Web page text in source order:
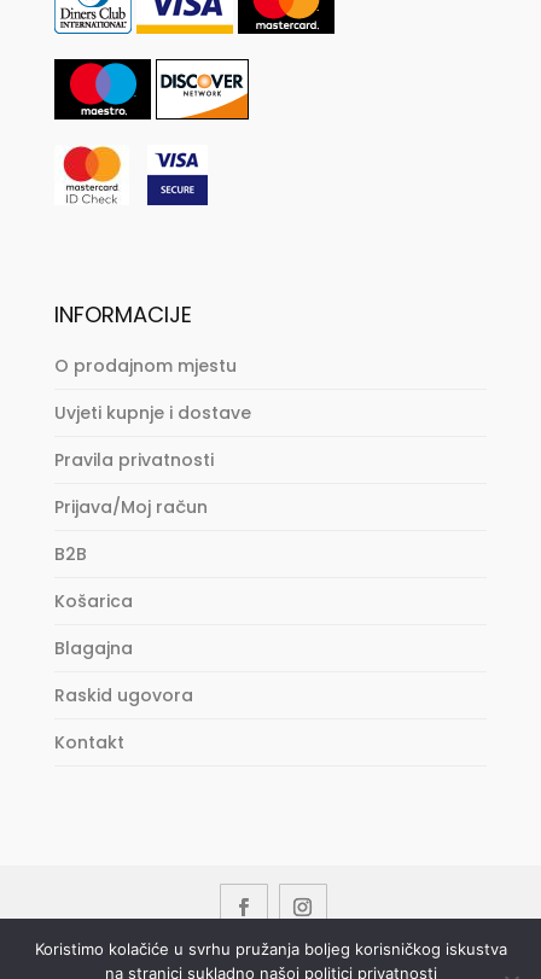
INFORMACIJE
O prodajnom mjestu
Uvjeti kupnje i dostave
Pravila privatnosti
Prijava/Moj račun
B2B
Košarica
Blagajna
Raskid ugovora
Kontakt
Koristimo kolačiće u svrhu pružanja boljeg korisničkog iskustva
na stranici sukladno našoj politici privatnosti